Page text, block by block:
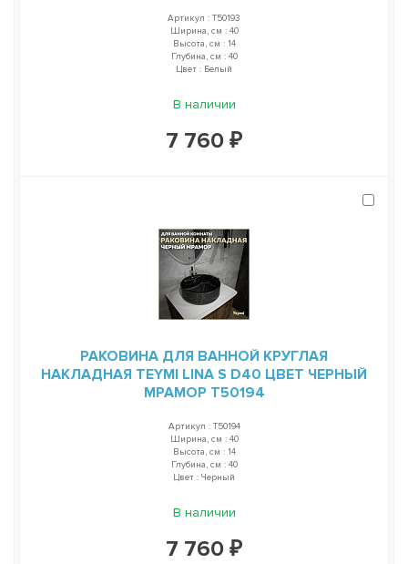
Артикул : T50193
Ширина, см : 40
Высота, см : 14
Глубина, см : 40
Цвет : Белый
В наличии
7 760 ₽
РАКОВИНА ДЛЯ ВАННОЙ КРУГЛАЯ
НАКЛАДНАЯ TEYMI LINA S D40 ЦВЕТ ЧЕРНЫЙ
МРАМОР T50194
Артикул : T50194
Ширина, см : 40
Высота, см : 14
Глубина, см : 40
Цвет : Черный
В наличии
7 760 ₽